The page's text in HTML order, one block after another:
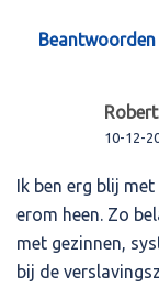
Beantwoorden
Robert
10-12-
Ik ben erg blij
erom heen. Zo
met gezinnen,
bij de